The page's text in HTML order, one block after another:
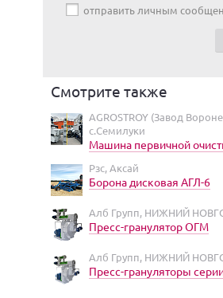
отправить личным
Смотрите также
AGROSTROY (Завод
с.Семилуки
Машина первичной
Рзс, Аксай
Борона дисковая АГЛ-6
Алб Групп, НИЖНИЙ
Пресс-гранулятор ОГМ
Алб Групп, НИЖНИЙ
Пресс-грануляторы